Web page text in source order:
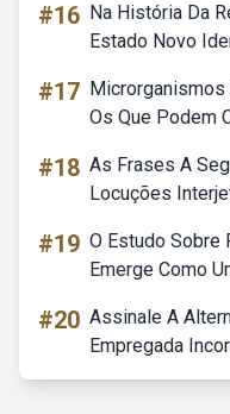
#16 Na História Da
Estado Novo
#17
Os Que Podem
#18 As Frases A
Locuções
#19 O Estudo
Emerge Como
#20 Assinale A
Empregada